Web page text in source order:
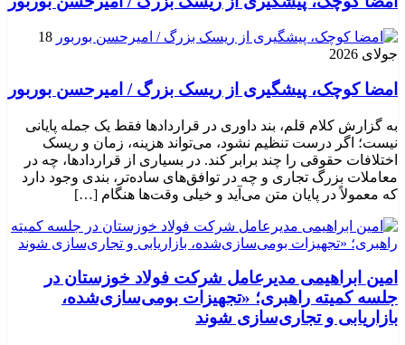
18
جولای 2026
امضا کوچک، پیشگیری از ریسک بزرگ / امیرحسن بوربور
به گزارش کلام قلم، بند داوری در قراردادها فقط یک جمله پایانی
نیست؛ اگر درست تنظیم نشود، می‌تواند هزینه، زمان و ریسک
اختلافات حقوقی را چند برابر کند. در بسیاری از قراردادها، چه در
معاملات بزرگ تجاری و چه در توافق‌های ساده‌تر، بندی وجود دارد
که معمولاً در پایان متن می‌آید و خیلی وقت‌ها هنگام […]
امین ابراهیمی مدیرعامل شرکت فولاد خوزستان در
جلسه کمیته راهبری؛ «تجهیزات بومی‌سازی‌شده،
بازاریابی و تجاری‌سازی شوند